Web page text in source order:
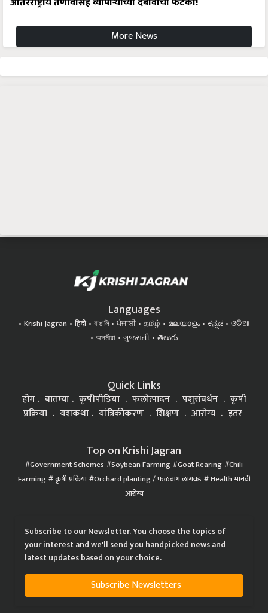
More News
Languages
Krishi Jagran हिंदी বাঙালি ਪੰਜਾਬੀ தமிழ் മലയാളം ಕನ್ನಡ
ଓଡିଆ
অসমীয়া
ગુજરાતી తెలుగు
Quick Links
होम बातम्या कृषीपीडिया फलोत्पादन पशुसंवर्धन
कृषी
प्रक्रिया
यशकथा यांत्रिकीकरण शिक्षण आरोग्य इतर
Top on Krishi Jagran
Government Schemes Soybean Farming Goat Rearing Chili
Farming कृषी प्रक्रिया Orchard planting / फळबाग लागवड Health मानवी
आरोग्य
Subscribe to our Newsletter. You choose the topics of
your interest and we'll send you handpicked news and
latest updates based on your choice.
Subscribe Newsletters